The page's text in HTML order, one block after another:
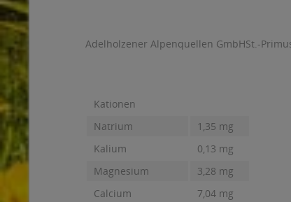
Adelholzener Alpenquellen GmbHSt.-
Kationen
Natrium
1,35 mg
Kalium
0,13 mg
Magnesium
3,28 mg
Calcium
7,04 mg